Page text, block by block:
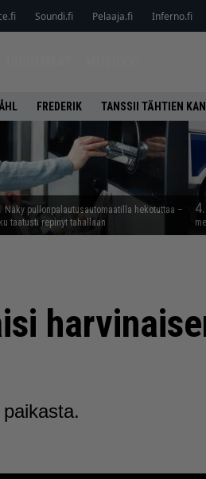
Soundi.fi Pelaaja.fi Inferno.fi
FREDERIK TANSSII TÄHTIEN
Näky pullonpalautusautomaatilla hekotuttaa –
taatusti repinyt tahallaan
4.